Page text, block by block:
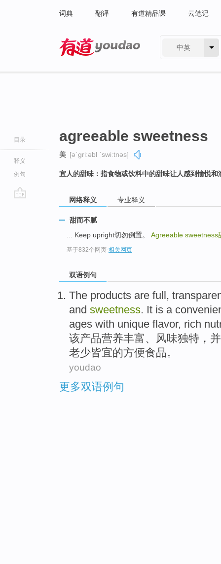
词典 翻译 有道精品课 云笔记
中英
目录
释义
例句
agreeable sweetness
美 [əˈɡriːəbl ˈswiːtnəs]
宜人的甜味：指食物或饮料中的甜味让人感到愉悦和
网络释义 专业释义
甜而不腻
... Keep upright切勿倒置。 Agreeable sweetness
基于832个网页-相关网页
双语例句
The products are full,
and sweetness. It is a
ages with unique flavor, rich
该产品营养丰富、 风味独特 ， 并
老少皆宜的方便食品。
youdao
更多双语例句